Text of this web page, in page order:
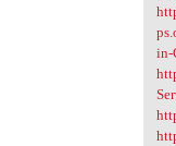
in-